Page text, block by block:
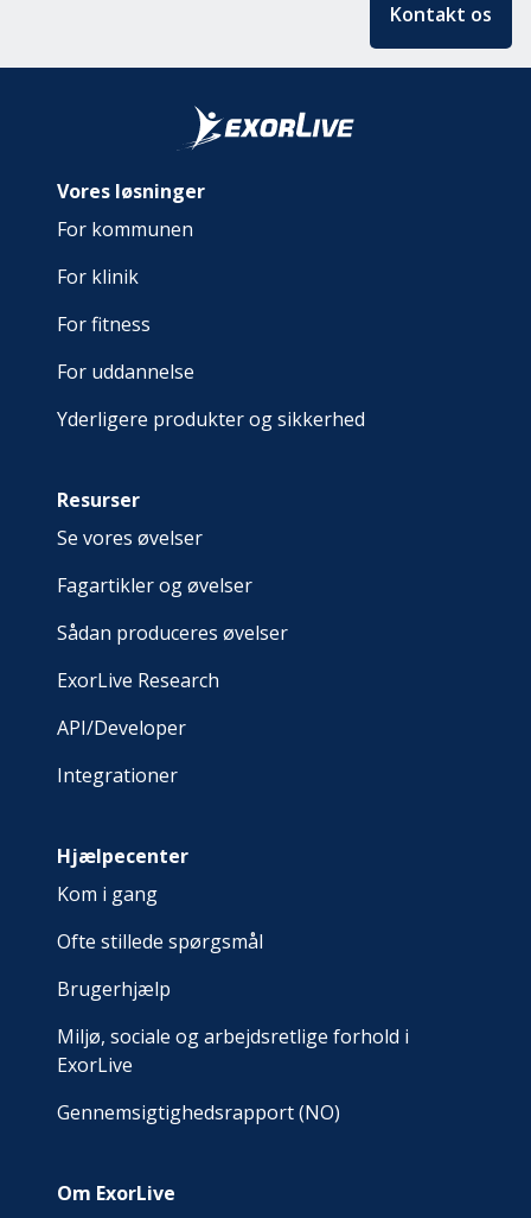
Kontakt os
Vores løsninger
For kommunen
For klinik
For fitness
For uddannelse
Yderligere produkter og sikkerhed
Resurser
Se vores øvelser
Fagartikler og øvelser
Sådan produceres øvelser
ExorLive Research
API/Developer
Integrationer
Hjælpecenter
Kom i gang
Ofte stillede spørgsmål
Brugerhjælp
Miljø, sociale og arbejdsretlige forhold i
ExorLive
Gennemsigtighedsrapport (NO)
Om ExorLive